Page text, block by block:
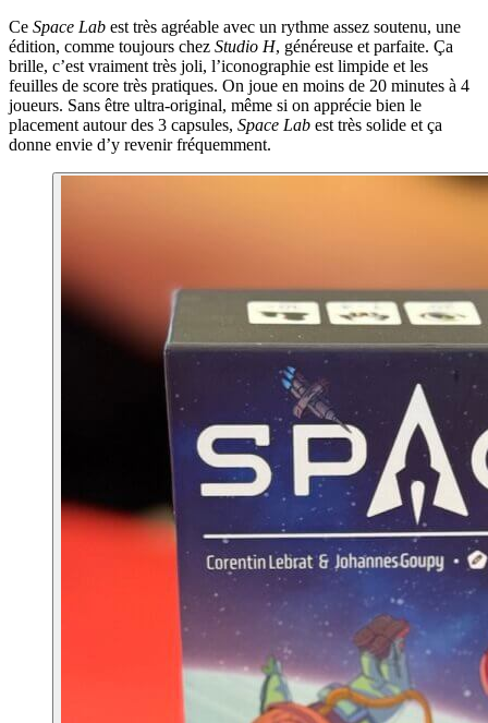
Ce Space Lab est très agréable avec un rythme assez soutenu, une
édition, comme toujours chez Studio H, généreuse et parfaite. Ça
brille, c’est vraiment très joli, l’iconographie est limpide et les
feuilles de score très pratiques. On joue en moins de 20 minutes à 4
joueurs. Sans être ultra-original, même si on apprécie bien le
placement autour des 3 capsules, Space Lab est très solide et ça
donne envie d’y revenir fréquemment.